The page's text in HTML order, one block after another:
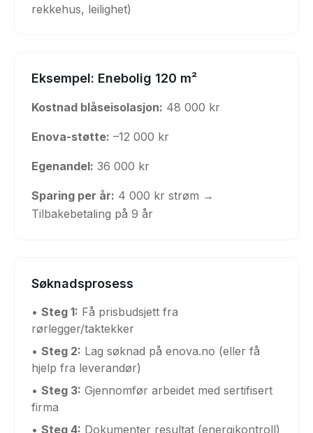
rekkehus, leilighet)
Eksempel: Enebolig 120 m²
Kostnad blåseisolasjon: 48 000 kr
Enova-støtte: –12 000 kr
Egenandel: 36 000 kr
Sparing per år: 4 000 kr strøm →
Tilbakebetaling på 9 år
Søknadsprosess
• Steg 1: Få prisbudsjett fra
rørlegger/taktekker
• Steg 2: Lag søknad på enova.no (eller få
hjelp fra leverandør)
• Steg 3: Gjennomfør arbeidet med sertifisert
firma
• Steg 4: Dokumenter resultat (energikontroll)